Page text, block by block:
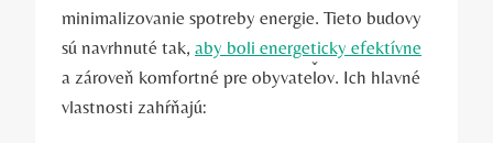
minimalizovanie spotreby energie. Tieto budovy
sú navrhnuté tak, aby boli energeticky efektívne
a zároveň komfortné pre obyvateľov. Ich hlavné
vlastnosti zahŕňajú: